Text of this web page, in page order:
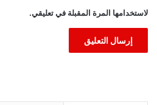
لاستخدامها المرة المقبلة في تعليقي.